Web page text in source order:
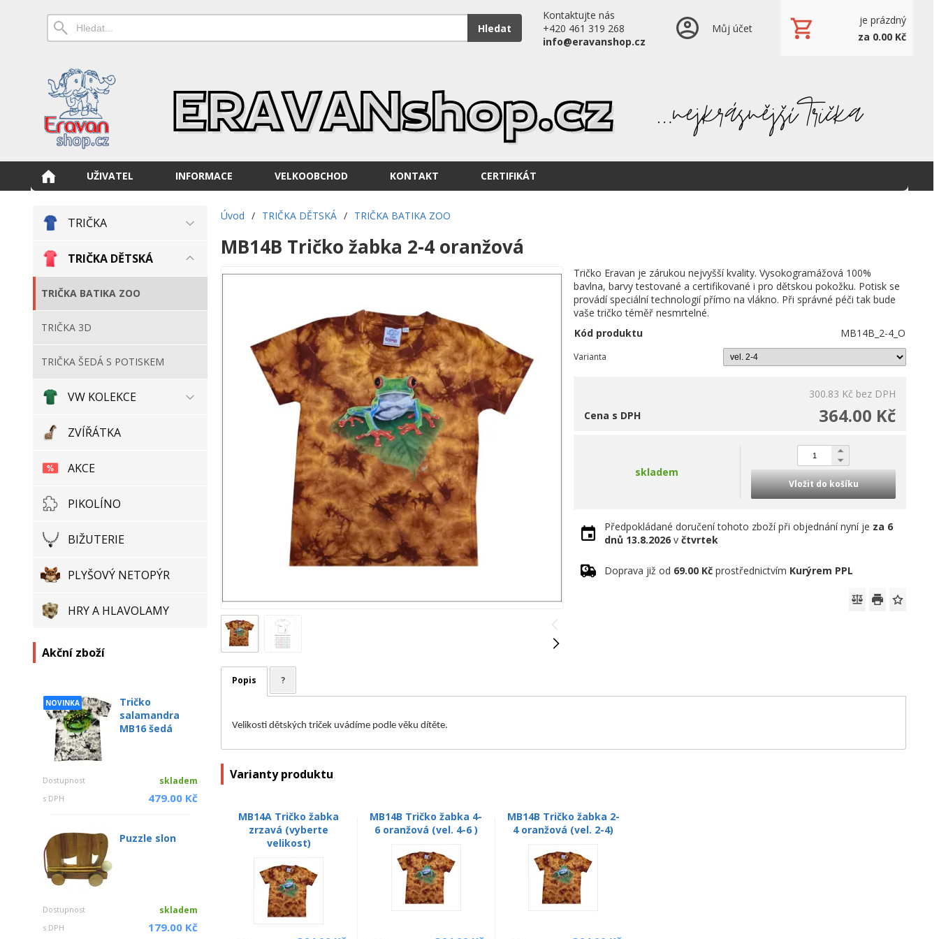
Hledat
Kontaktujte nás
+420 461 319 268
info@eravanshop.cz
Můj účet
je prázdný
za 0.00 Kč
UŽIVATEL INFORMACE VELKOOBCHOD KONTAKT CERTIFIKÁT
TRIČKA
TRIČKA DĚTSKÁ
TRIČKA BATIKA ZOO
TRIČKA 3D
TRIČKA ŠEDÁ S POTISKEM
VW KOLEKCE
ZVÍŘÁTKA
AKCE
PIKOLÍNO
BIŽUTERIE
PLYŠOVÝ NETOPÝR
HRY A HLAVOLAMY
Akční zboží
NOVINKA
Tričko
salamandra
MB16 šedá
Dostupnost skladem
s DPH 479.00 Kč
Puzzle slon
Dostupnost skladem
s DPH 179.00 Kč
Úvod / TRIČKA DĚTSKÁ / TRIČKA BATIKA ZOO
MB14B Tričko žabka 2-4 oranžová
Tričko Eravan je zárukou nejvyšší kvality. Vysokogramážová 100%
bavlna, barvy testované a certifikované i pro dětskou pokožku. Potisk se
provádí speciální technologií přímo na vlákno. Při správné péči tak bude
vaše tričko téměř nesmrtelné.
Kód produktu
MB14B_2-4_O
Varianta
300.83 Kč bez DPH
364.00 Kč
Cena s DPH
skladem
Vložit do košíku
Předpokládané doručení tohoto zboží při objednání nyní je za 6
dnů 13.8.2026 včtvrtek
Doprava již od 69.00 Kč prostřednictvím Kurýrem PPL
Popis ?
Velikosti dětských triček uvádíme podle věku dítěte.
Varianty produktu
MB14A Tričko žabka
zrzavá (vyberte
velikost)
MB14B Tričko žabka 4-
6 oranžová (vel. 4-6 )
MB14B Tričko žabka 2-
4 oranžová (vel. 2-4)